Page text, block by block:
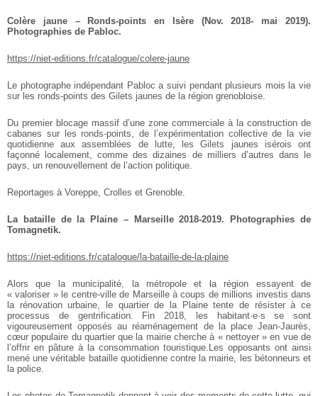
Colère jaune – Ronds-points en Isère (Nov. 2018- mai 2019).
Photographies de Pabloc.
https://niet-editions.fr/catalogue/colere-jaune
Le photographe indépendant Pabloc a suivi pendant plusieurs mois la vie
sur les ronds-points des Gilets jaunes de la région grenobloise.
Du premier blocage massif d’une zone commerciale à la construction de
cabanes sur les ronds-points, de l’expérimentation collective de la vie
quotidienne aux assemblées de lutte, les Gilets jaunes isérois ont
façonné localement, comme des dizaines de milliers d’autres dans le
pays, un renouvellement de l’action politique.
Reportages à Voreppe, Crolles et Grenoble.
La bataille de la Plaine – Marseille 2018-2019. Photographies de
Tomagnetik.
https://niet-editions.fr/catalogue/la-bataille-de-la-plaine
Alors que la municipalité, la métropole et la région essayent de
« valoriser » le centre-ville de Marseille à coups de millions investis dans
la rénovation urbaine, le quartier de la Plaine tente de résister à ce
processus de gentrification. Fin 2018, les habitant·e·s se sont
vigoureusement opposés au réaménagement de la place Jean-Jaurès,
cœur populaire du quartier que la mairie cherche à « nettoyer » en vue de
l’offrir en pâture à la consommation touristique.Les opposants ont ainsi
mené une véritable bataille quotidienne contre la mairie, les bétonneurs et
la police.